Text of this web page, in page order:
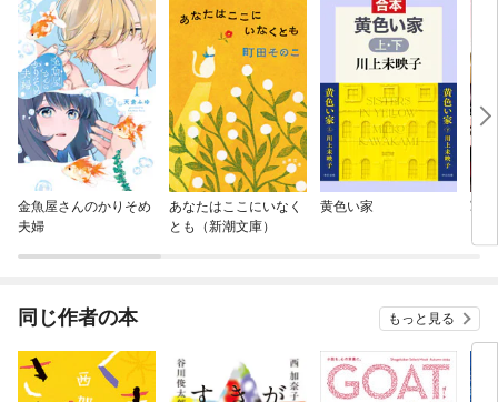
金魚屋さんのかりそめ
夫婦
あなたはここにいなく
とも（新潮文庫）
黄色い家 軍
同じ作者の本 もっと見る